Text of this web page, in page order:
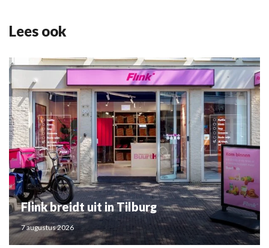
Lees ook
Flink breidt uit in Tilburg
7 augustus 2026